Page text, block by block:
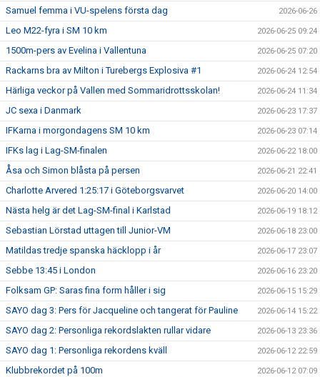
Samuel femma i VU-spelens första dag 2026-06-26
Leo M22-fyra i SM 10 km 2026-06-25 09:24
1500m-pers av Evelina i Vallentuna 2026-06-25 07:20
Rackarns bra av Milton i Turebergs Explosiva #1 2026-06-24 12:54
Härliga veckor på Vallen med Sommaridrottsskolan! 2026-06-24 11:34
JC sexa i Danmark 2026-06-23 17:37
IFKarna i morgondagens SM 10 km 2026-06-23 07:14
IFKs lag i Lag-SM-finalen 2026-06-22 18:00
Åsa och Simon blåsta på persen 2026-06-21 22:41
Charlotte Arvered 1:25:17 i Göteborgsvarvet 2026-06-20 14:00
Nästa helg är det Lag-SM-final i Karlstad 2026-06-19 18:12
Sebastian Lörstad uttagen till Junior-VM 2026-06-18 23:00
Matildas tredje spanska häcklopp i år 2026-06-17 23:07
Sebbe 13:45 i London 2026-06-16 23:20
Folksam GP: Saras fina form håller i sig 2026-06-15 15:29
SAYO dag 3: Pers för Jacqueline och tangerat för Pauline 2026-06-14 15:22
SAYO dag 2: Personliga rekordslakten rullar vidare 2026-06-13 23:36
SAYO dag 1: Personliga rekordens kväll 2026-06-12 22:59
Klubbrekordet på 100m 2026-06-12 07:09